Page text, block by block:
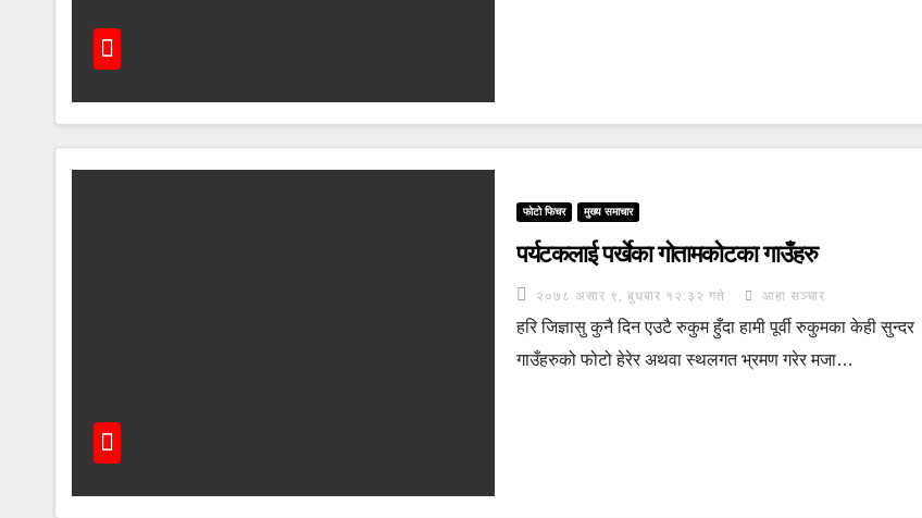
फोटो फिचर मुख्य समाचार
पर्यटकलाई पर्खेका गोतामकोटका गाउँहरु
२०७८ असार ९, बुधबार १२:३२ गते आहा सञ्चार
हरि जिज्ञासु कुनै दिन एउटै रुकुम हुँदा हामी पूर्वी रुकुमका केही सुन्दर
गाउँहरुको फोटो हेरेर अथवा स्थलगत भ्रमण गरेर मजा…